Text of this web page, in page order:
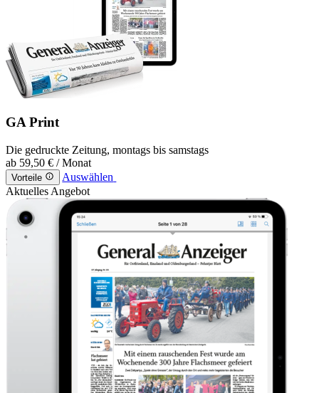
GA Print
Die gedruckte Zeitung, montags bis samstags
ab 59,50 € / Monat
Vorteile
Auswählen
Aktuelles Angebot